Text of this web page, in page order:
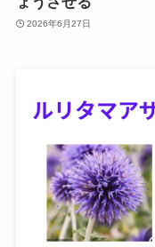
2026年6月27日